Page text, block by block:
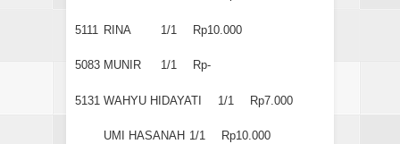
5111 RINA 1/1 Rp10.000
5083 MUNIR 1/1 Rp-
5131 WAHYU HIDAYATI 1/1 Rp7.000
UMI HASANAH 1/1 Rp10.000